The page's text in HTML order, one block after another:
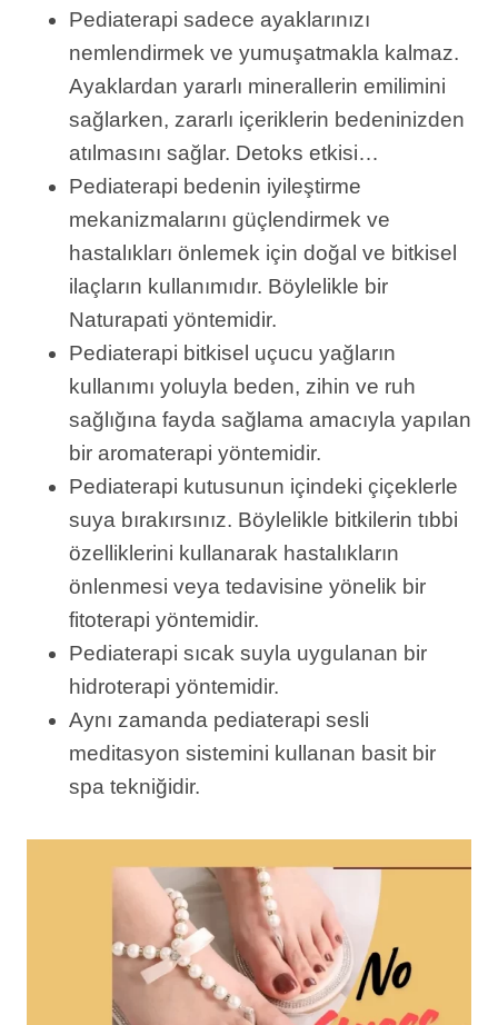
Pediaterapi sadece ayaklarınızı
nemlendirmek ve yumuşatmakla kalmaz.
Ayaklardan yararlı minerallerin emilimini
sağlarken, zararlı içeriklerin bedeninizden
atılmasını sağlar. Detoks etkisi…
Pediaterapi bedenin iyileştirme
mekanizmalarını güçlendirmek ve
hastalıkları önlemek için doğal ve bitkisel
ilaçların kullanımıdır. Böylelikle bir
Naturapati yöntemidir.
Pediaterapi bitkisel uçucu yağların
kullanımı yoluyla beden, zihin ve ruh
sağlığına fayda sağlama amacıyla yapılan
bir aromaterapi yöntemidir.
Pediaterapi kutusunun içindeki çiçeklerle
suya bırakırsınız. Böylelikle bitkilerin tıbbi
özelliklerini kullanarak hastalıkların
önlenmesi veya tedavisine yönelik bir
fitoterapi yöntemidir.
Pediaterapi sıcak suyla uygulanan bir
hidroterapi yöntemidir.
Aynı zamanda pediaterapi sesli
meditasyon sistemini kullanan basit bir
spa tekniğidir.